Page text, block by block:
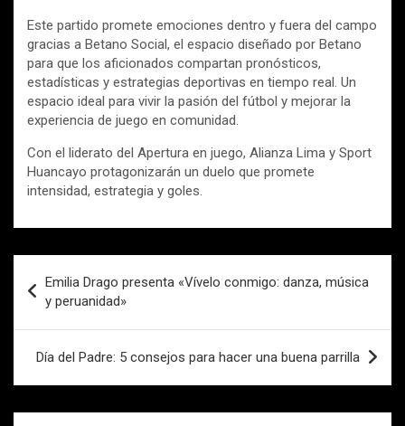
Este partido promete emociones dentro y fuera del campo
gracias a Betano Social, el espacio diseñado por Betano
para que los aficionados compartan pronósticos,
estadísticas y estrategias deportivas en tiempo real. Un
espacio ideal para vivir la pasión del fútbol y mejorar la
experiencia de juego en comunidad.
Con el liderato del Apertura en juego, Alianza Lima y Sport
Huancayo protagonizarán un duelo que promete
intensidad, estrategia y goles.
de
entradas
Emilia Drago presenta «Vívelo conmigo: danza, música
y peruanidad»
Día del Padre: 5 consejos para hacer una buena parrilla